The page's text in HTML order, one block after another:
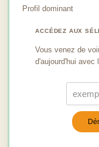
Profil dominant
ACCÉDEZ AUX
Vous venez de
d'aujourd'hui avec